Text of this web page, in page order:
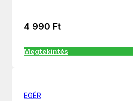
4 990 Ft
Megtekintés
EGÉR